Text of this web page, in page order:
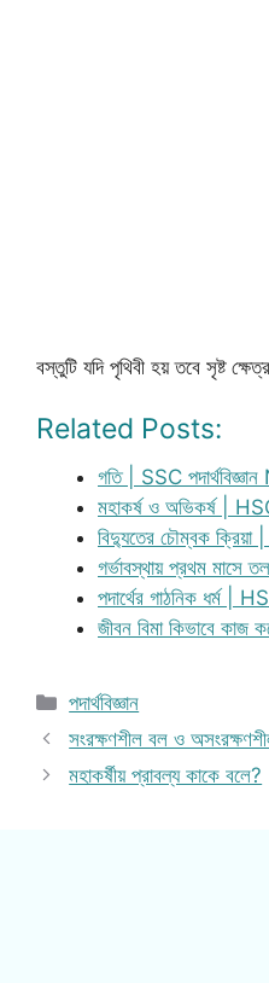
বস্তুটি যদি পৃথিবী হয় তবে সৃষ্ট
Related Posts:
গতি | SSC
মহাকর্ষ ও অভিকর্ষ |
বিদ্যুতের চৌম্বক ক্রিয়া
গর্ভাবস্থায় প্রথম মাসে
পদার্থের গাঠনিক ধর্ম |
জীবন বিমা কিভাবে কাজ
Categories
পদার্থবিজ্ঞান
সংরক্ষণশীল বল ও
মহাকর্ষীয় প্রাবল্য কাকে বলে?